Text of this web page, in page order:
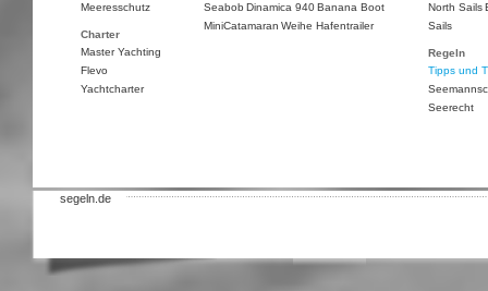
Meeresschutz
Charter
Master Yachting
Flevo
Yachtcharter
Seabob Dinamica 940Banana Boot
MiniCatamaran Weihe Hafentrailer
North Sails
Sails
Regeln
Tipps und
Seerecht
segeln.de